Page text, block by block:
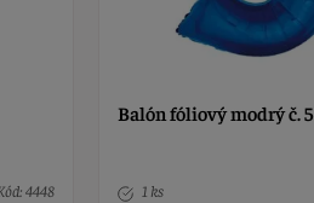
4448
Balón fóliový modrý č. 5
1 ks